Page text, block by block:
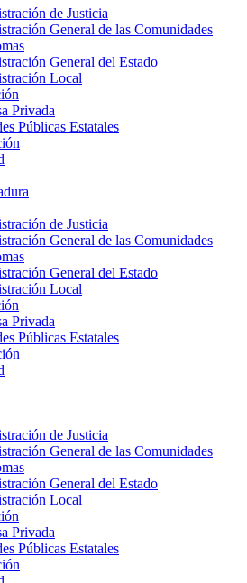
de Justicia
General de las Comunidades
General del Estado
Local
Privada
Públicas Estatales
de Justicia
General de las Comunidades
General del Estado
Local
Privada
Públicas Estatales
de Justicia
General de las Comunidades
General del Estado
Local
Privada
Públicas Estatales